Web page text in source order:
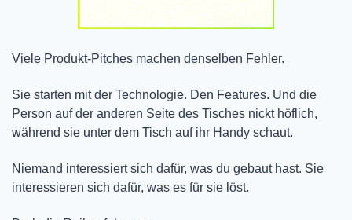
Viele Produkt-Pitches machen denselben Fehler.
Sie starten mit der Technologie. Den Features. Und die
Person auf der anderen Seite des Tisches nickt höflich,
während sie unter dem Tisch auf ihr Handy schaut.
Niemand interessiert sich dafür, was du gebaut hast. Sie
interessieren sich dafür, was es für sie löst.